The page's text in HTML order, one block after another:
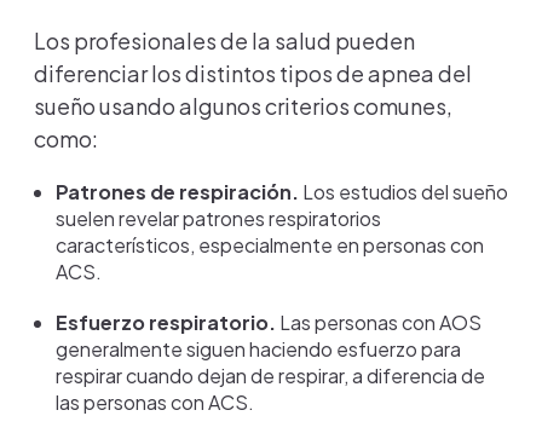
Los profesionales de la salud pueden
diferenciar los distintos tipos de apnea del
sueño usando algunos criterios comunes,
como:
Patrones de respiración. Los estudios del sueño
suelen revelar patrones respiratorios
característicos, especialmente en personas con
ACS.
Esfuerzo respiratorio. Las personas con AOS
generalmente siguen haciendo esfuerzo para
respirar cuando dejan de respirar, a diferencia de
las personas con ACS.